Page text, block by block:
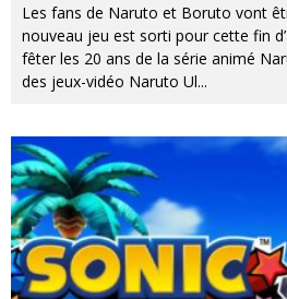
Les fans de Naruto et Boruto vont
nouveau jeu est sorti pour cette fin
fêter les 20 ans de la série animé
des jeux-vidéo Naruto Ul...